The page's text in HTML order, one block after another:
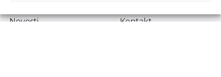
Novosti
Kontakt